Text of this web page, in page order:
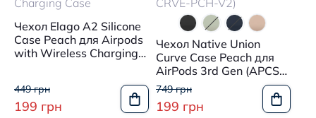
Чехол Elago A2 Silicone
Case Peach для Airpods
with Wireless Charging
449 грн
199 грн
Чехол Native Union
Curve Case Peach для
AirPods 3rd Gen (APCSE-
CRVE-PCH-V2)
749 грн
199 грн